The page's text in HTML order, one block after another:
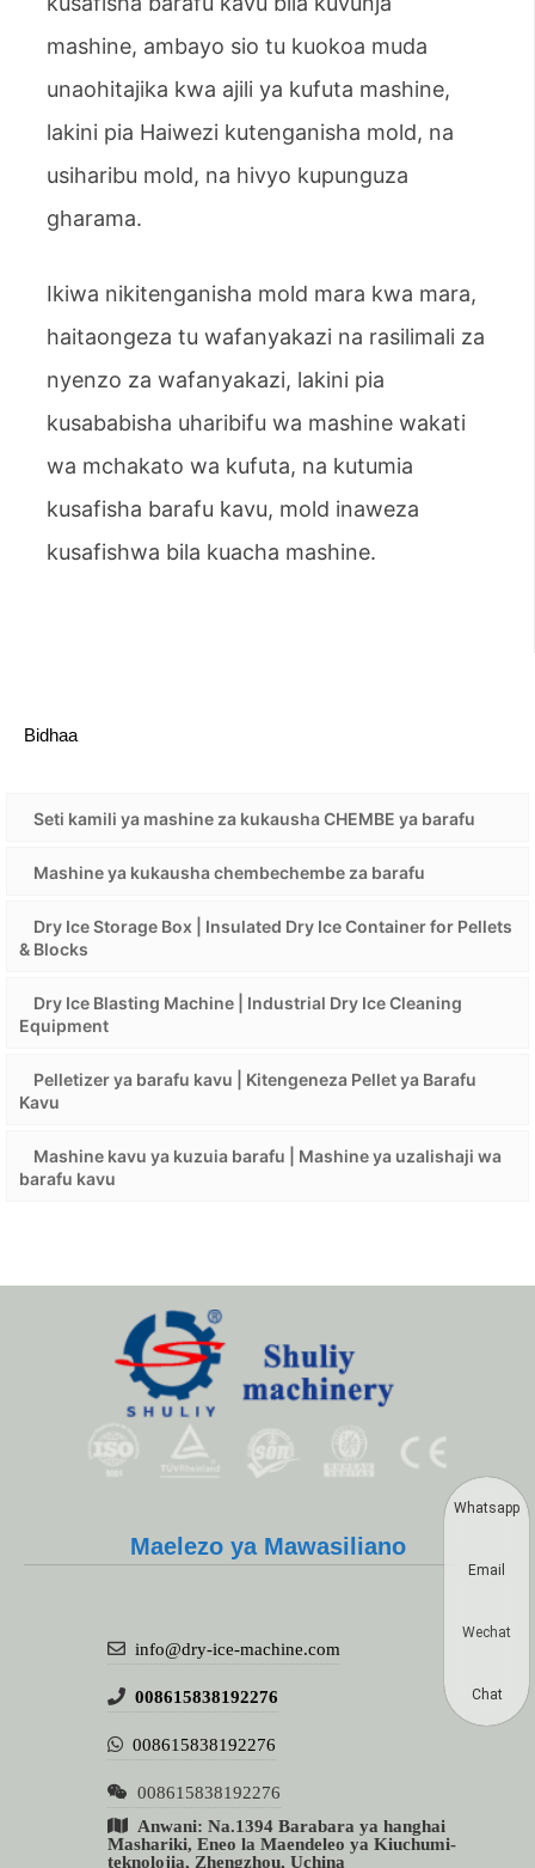
mashine, ambayo sio tu kuokoa muda
unaohitajika kwa ajili ya kufuta mashine,
lakini pia Haiwezi kutenganisha mold, na
usiharibu mold, na hivyo kupunguza
gharama.
Ikiwa nikitenganisha mold mara kwa mara,
haitaongeza tu wafanyakazi na rasilimali za
nyenzo za wafanyakazi, lakini pia
kusababisha uharibifu wa mashine wakati
wa mchakato wa kufuta, na kutumia
kusafisha barafu kavu, mold inaweza
kusafishwa bila kuacha mashine.
Bidhaa
Seti kamili ya mashine za kukausha CHEMBE ya barafu
Mashine ya kukausha chembechembe za barafu
Dry Ice Storage Box | Insulated Dry Ice Container for Pellets
& Blocks
Dry Ice Blasting Machine | Industrial Dry Ice Cleaning
Equipment
Pelletizer ya barafu kavu | Kitengeneza Pellet ya Barafu
Kavu
Mashine kavu ya kuzuia barafu | Mashine ya uzalishaji wa
barafu kavu
Maelezo ya Mawasiliano
info@dry-ice-machine.com
008615838192276
008615838192276
008615838192276
Anwani: Na.1394 Barabara ya hanghai
Mashariki, Eneo la Maendeleo ya Kiuchumi-
teknolojia, Zhengzhou, Uchina
Whatsapp
Email
Wechat
Chat